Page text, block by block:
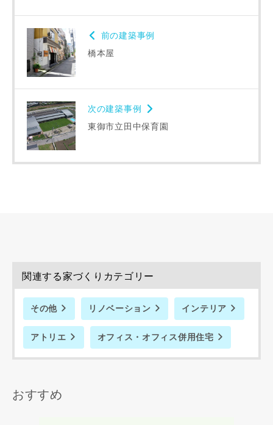
前の建築事例
橋本屋
次の建築事例
東御市立田中保育園
関連する家づくりカテゴリー
その他 リノベーション インテリア
アトリエ オフィス・オフィス併用住宅
おすすめ
建築予定地
専門家の都合により、資料の送付が遅くなったり、送付でき